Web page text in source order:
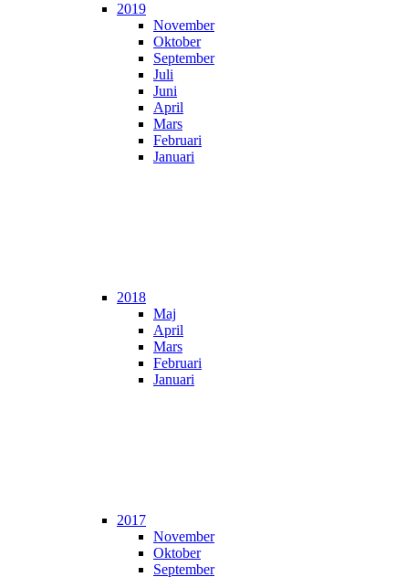
2019
November
Oktober
September
Juli
Juni
April
Mars
Februari
Januari
2018
Maj
April
Mars
Februari
Januari
2017
November
Oktober
September